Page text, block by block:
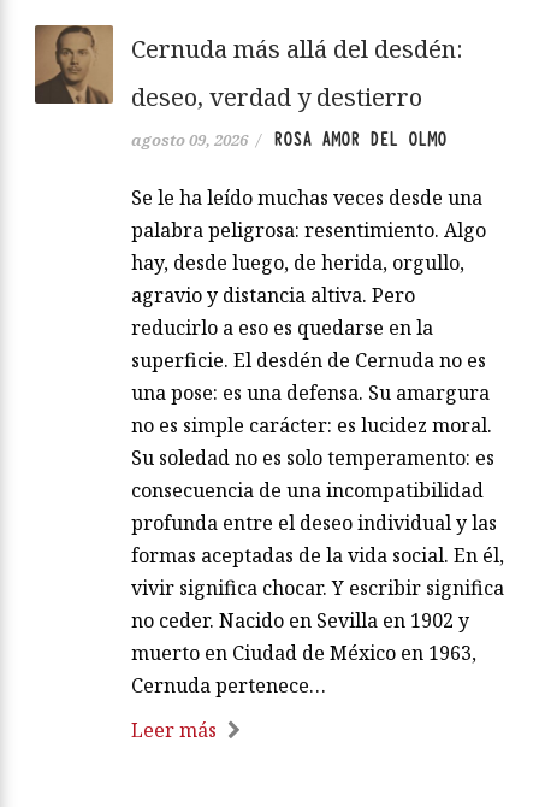
Cernuda más allá del desdén:
deseo, verdad y destierro
agosto 09, 2026 / ROSA AMOR DEL OLMO
Se le ha leído muchas veces desde una
palabra peligrosa: resentimiento. Algo
hay, desde luego, de herida, orgullo,
agravio y distancia altiva. Pero
reducirlo a eso es quedarse en la
superficie. El desdén de Cernuda no es
una pose: es una defensa. Su amargura
no es simple carácter: es lucidez moral.
Su soledad no es solo temperamento: es
consecuencia de una incompatibilidad
profunda entre el deseo individual y las
formas aceptadas de la vida social. En él,
vivir significa chocar. Y escribir significa
no ceder. Nacido en Sevilla en 1902 y
muerto en Ciudad de México en 1963,
Cernuda pertenece…
Leer más